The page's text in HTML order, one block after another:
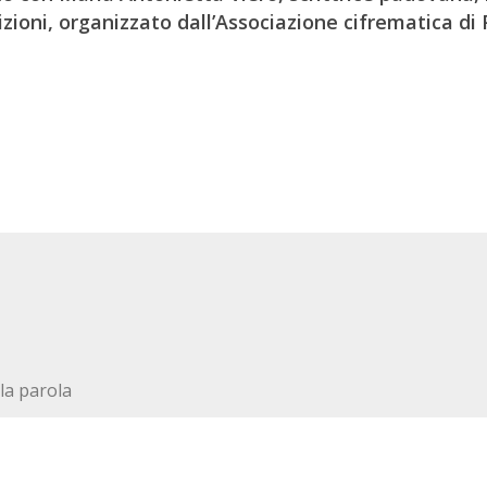
organizzato dall’Associazione cifrematica di
parola